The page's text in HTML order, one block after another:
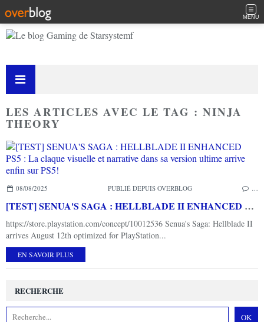
MENU
LES ARTICLES AVEC LE TAG : NINJA
THEORY
08/08/2025 PUBLIÉ DEPUIS OVERBLOG
[TEST] SENUA'S SAGA : HELLBLADE II ENHANCED PS5 : La claque visuelle et narrative dans sa version ultime arrive enfin sur PS5!
https://store.playstation.com/concept/10012536 Senua's Saga: Hellblade II
arrives August 12th optimized for PlayStation...
EN SAVOIR PLUS
RECHERCHE